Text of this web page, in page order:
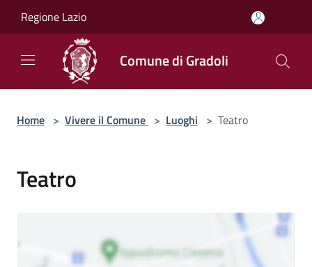
Regione Lazio
Comune di Gradoli
Home > Vivere il Comune > Luoghi > Teatro
Teatro